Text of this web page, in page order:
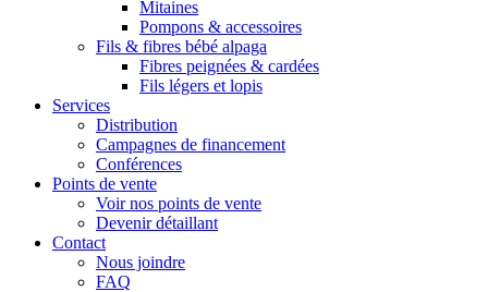
Mitaines
Pompons & accessoires
Fils & fibres bébé alpaga
Fibres peignées & cardées
Fils légers et lopis
Services
Distribution
Campagnes de financement
Conférences
Points de vente
Voir nos points de vente
Devenir détaillant
Contact
Nous joindre
FAQ